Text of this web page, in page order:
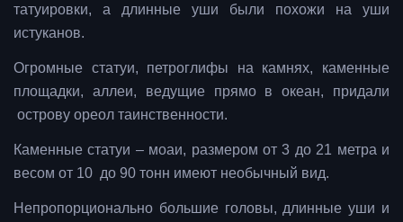
татуировки, а длинные уши были похожи на уши
истуканов.
Огромные статуи, петроглифы на камнях, каменные
площадки, аллеи, ведущие прямо в океан, придали
острову ореол таинственности.
Каменные статуи – моаи, размером от 3 до 21 метра и
весом от 10 до 90 тонн имеют необычный вид.
Непропорционально большие головы, длинные уши и